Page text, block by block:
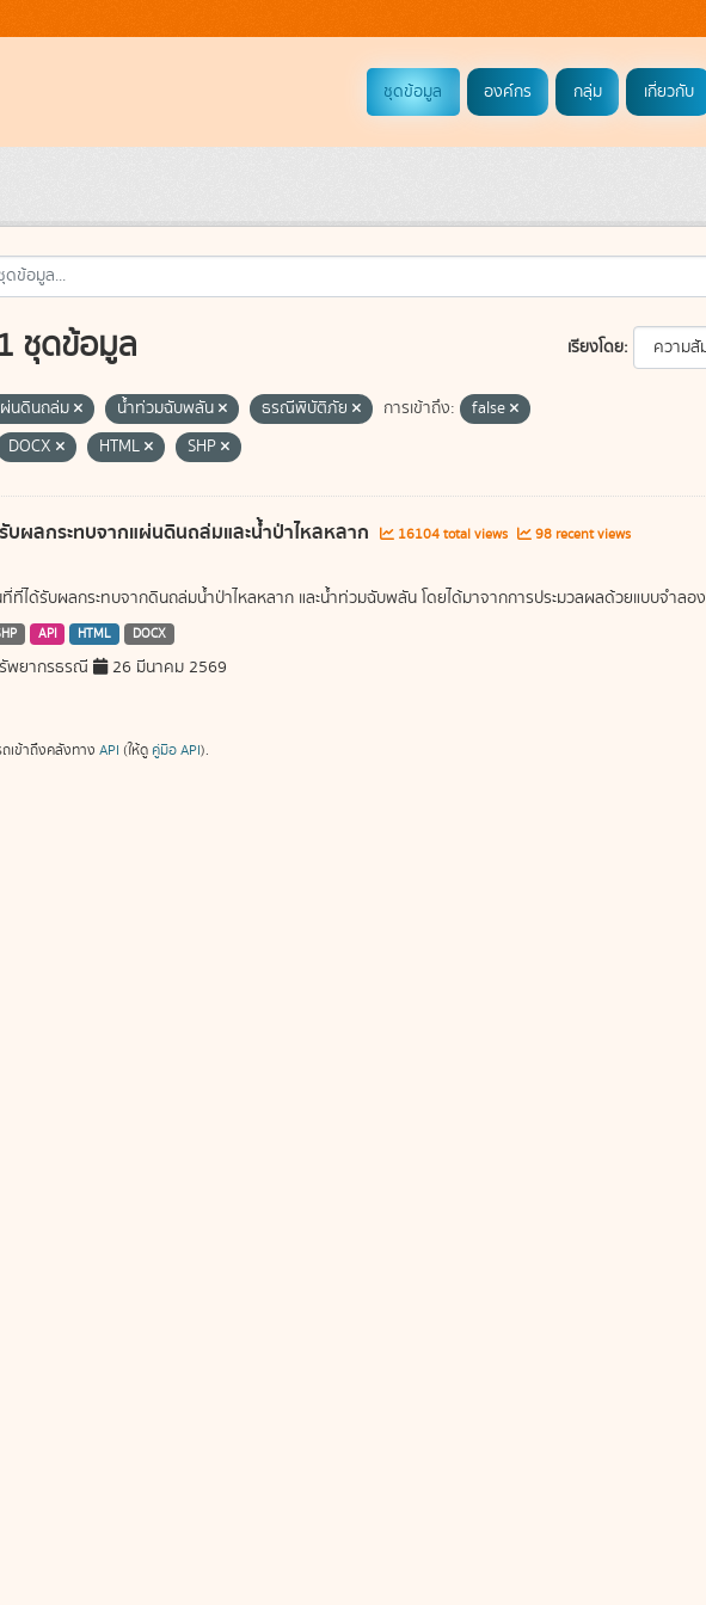
ชุดข้อมูล องค์กร กลุ่ม เกี่ยวกับ
เรียงโดย
ชุดข้อมูล
นดินถล่ม น้ำท่วมฉับพลัน ธรณีพิบัติภัย การเข้าถึง:
false
DOCX HTML SHP
บผลกระทบจากแผ่นดินถล่มและน้ำป่าไหลหลาก 16104 total views 98 recent views
ที่ได้รับผลกระทบจากดินถล่มน้ำป่าไหลหลาก และน้ำท่วมฉับพลัน โดยได้มาจากการประมวลผลด้วยแบบจำลอง
API HTML DOCX
พยากรธรณี 26 มีนาคม 2569
เข้าถึงคลังทาง API (ให้ดู คู่มือ API).